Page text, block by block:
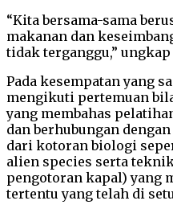
“Kita bersama-sama
makanan dan
tidak terganggu,”
Pada kesempatan yang
mengikuti pertemuan
yang membahas
dan berhubungan
dari kotoran biologi
alien species serta
pengotoran kapal) yang
tertentu yang telah di